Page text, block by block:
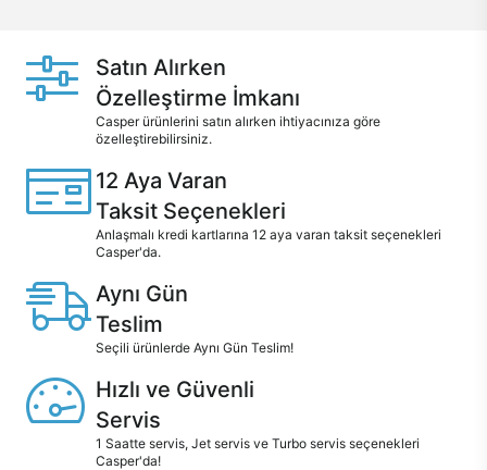
Satın Alırken
Özelleştirme İmkanı
Casper ürünlerini satın alırken ihtiyacınıza göre
özelleştirebilirsiniz.
12 Aya Varan
Taksit Seçenekleri
Anlaşmalı kredi kartlarına 12 aya varan taksit seçenekleri
Casper'da.
Aynı Gün
Teslim
Seçili ürünlerde Aynı Gün Teslim!
Hızlı ve Güvenli
Servis
1 Saatte servis, Jet servis ve Turbo servis seçenekleri
Casper'da!